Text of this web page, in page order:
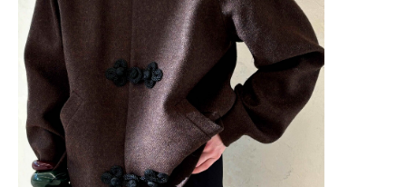
Смотреть все /